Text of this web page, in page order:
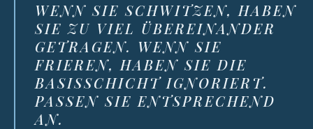
WENN SIE SCHWITZEN, HABEN
SIE ZU VIEL ÜBEREINANDER
GETRAGEN. WENN SIE
FRIEREN, HABEN SIE DIE
BASISSCHICHT IGNORIERT.
PASSEN SIE ENTSPRECHEND
AN.